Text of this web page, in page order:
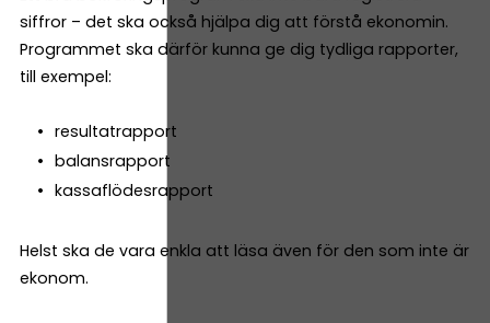
siffror – det ska också hjälpa dig att förstå ekonomin.
Programmet ska därför kunna ge dig tydliga rapporter,
till exempel:
resultatrapport
balansrapport
kassaflödesrapport
Helst ska de vara enkla att läsa även för den som inte är
ekonom.